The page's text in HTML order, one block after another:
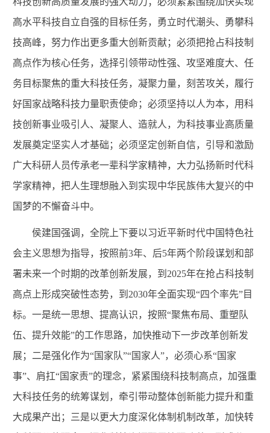
高水平科技自立自强的目标任务，勇立时代潮头、勇攀科
技高峰，努力作出更多重大创新贡献；必须把抢占科技制
高点作为核心任务，选择引领带动性强、攻坚难度大、任
务目标聚焦的重大科技任务，凝聚力量，刻苦攻关，履行
好国家战略科技力量职责使命；必须坚持以人为本，用科
技创新事业吸引人、凝聚人、造就人，为科技事业高质量
发展奠定坚实人才基础；必须坚定创新自信，引导和激励
广大科研人员传承老一辈科学家精神，大力弘扬新时代科
学家精神，把人生理想融入到实现中华民族伟大复兴的中
国梦的不懈奋斗中。
侯建国强调，全院上下要以习近平新时代中国特色社
会主义思想为指导，按照前3年、后5年两个阶段谋划和部
署未来一个时期的改革创新发展，到2025年在抢占科技制
高点上形成突破性态势，到2030年全面实现“四个率先”目
标。一是统一思想、提高认识，按照“聚焦布局、重塑队
伍、提升效能”的工作思路，加快推动下一步改革创新发
展；二是强化作为“国家队”“国家人”，必须心系“国家
事”、肩扛“国家责”的理念，紧紧围绕科技制高点，加强重
大科技任务的统筹谋划，牵引带动整体创新能力提升和重
大成果产出；三是以更大力度深化体制机制改革，加快转